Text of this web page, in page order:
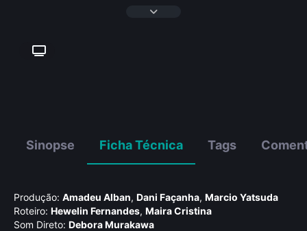
Sinopse Ficha Técnica Tags
Produção: Amadeu Alban, Dani Façanha, Marcio Yatsuda
Roteiro: Hewelin Fernandes, Maira Cristina
Som Direto: Debora Murakawa